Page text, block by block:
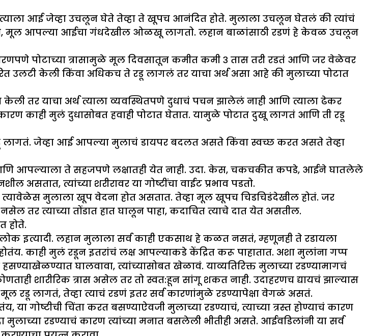
आई जेव्हा उचलून घेते तेव्हा ते खूपच आनंदित होते. मुलाला उचलून घेतलं की त्यांचं
आपल्या आईचा गंधदेखील ओळखू लागतो. लहान बाळांसाठी रडणं हे केवळ उचलून
पोटाच्या त्रासामुळे मूल दिवसातून कमीत कमी ३ तास तरी रडतं आणि जर वेळेवर
उलटी केली किंवा अधिकच ते रडू लागलं तर याचा अर्थ असा आहे की मुलाच्या पोटात
तर याचा अर्थ त्याला व्यवस्थितपणे दुधाचं पचन झालेलं नाही आणि त्याला ढेकर
काही मुलं दुधासोबत हवाही पोटात घेतात. यामुळे पोटात दुखू लागतं आणि ती रडू
लागतं. जेव्हा आई आपल्या मुलाचं डायपर बदलत असते किंवा स्वच्छ करत असते तेव्हा
आणि आपल्याला ते सहजपणे लक्षातही येत नाही. उदा. केस, चकचकीत कपडे, आईने घातलेले
त्यांच्या शरीरावर या गोष्टींचा वाईट प्रभाव पडतो.
मुलाला खूप वेदना होत असतात. तेव्हा मूल खूपच चिडचिडंदेखील होतं. जर
त्याच्या तोंडात हात घालून पाहा, कदाचित त्याचे दात येत असतील.
होते.
इत्यादी. लहान मुलाला सर्व काही एकसाथ हे कळत नसतं, म्हणूनही ते रडायला
काही मुलं रडून इतरांचं लक्ष आपल्याकडे केंद्रित करू पाहातात. अशा मुलांना गप्प
घालवावा, त्यांच्यासोबत खेळावं. याव्यतिरिक्त मुलाच्या रडण्यामागचं
शारीरिक त्रास असेल तर तो स्वत:हून सांगू शकत नाही. उदाहरणच द्यायचं झाल्यास
मूल रडू लागतं, तेव्हा त्याचं रडणं इतर सर्व कारणांमुळे रडण्यापेक्षा वेगळं असतं.
चिंता करत बसण्याऐवजी मुलाच्या रडण्याचं, त्याच्या त्रस्त होण्याचं कारण
रडण्याचं कारण त्यांच्या मनात बसलेली भीतीही असते. आईवडिलांनी या सर्व